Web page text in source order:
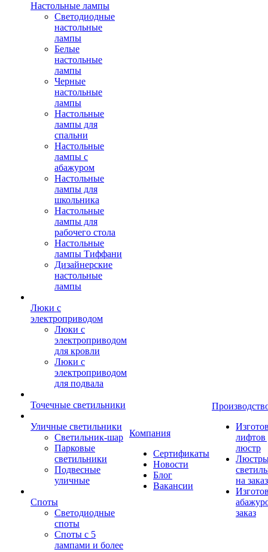
Настольные лампы
Светодиодные
настольные
лампы
Белые
настольные
лампы
Черные
настольные
лампы
Настольные
лампы для
спальни
Настольные
лампы с
абажуром
Настольные
лампы для
школьника
Настольные
лампы для
рабочего стола
Настольные
лампы Тиффани
Дизайнерские
настольные
лампы
Люки с
электроприводом
Люки с
электроприводом
для кровли
Люки с
электроприводом
для подвала
Точечные светильники
Уличные светильники
Светильник-шар
Парковые
светильники
Подвесные
уличные
Споты
Светодиодные
споты
Споты с 5
лампами и более
Компания
Сертификаты
Новости
Блог
Вакансии
лифтов
люстр
на заказ
заказ